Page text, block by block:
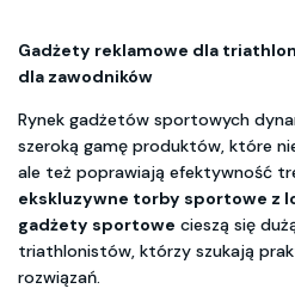
Gadżety reklamowe dla
dla zawodników
Rynek gadżetów sportowych
szeroką gamę produktów, które
ale też poprawiają efektywność
ekskluzywne torby sportowe z
gadżety sportowe cieszą się
triathlonistów, którzy szukają
rozwiązań.